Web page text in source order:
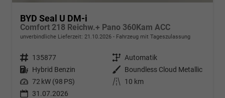
BYD Seal U DM-i
Comfort 218 Reichw.+ Pano 360Kam ACC
unverbindliche Lieferzeit: 21.10.2026 Fahrzeug mit Tageszulassung
Fahrzeugnr. 135877 Getriebe Automatik
Kraftstoff Hybrid Benzin Außenfarbe Boundless Cloud Metallic
Leistung 72 kW (98 PS) Kilometerstand
10 km
31.07.2026